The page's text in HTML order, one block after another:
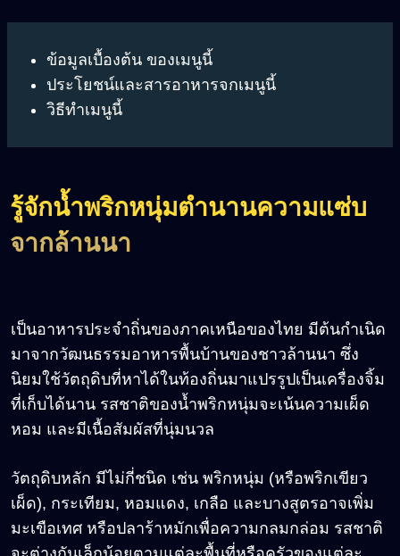
ข้อมูลเบื้องต้น ของเมนูนี้
ประโยชน์และสารอาหารจกเมนูนี้
วิธีทำเมนูนี้
รู้จักน้ำพริกหนุ่มตำนานความแซ่บ
จากล้านนา
เป็นอาหารประจำถิ่นของภาคเหนือของไทย มีต้นกำเนิด
มาจากวัฒนธรรมอาหารพื้นบ้านของชาวล้านนา ซึ่ง
นิยมใช้วัตถุดิบที่หาได้ในท้องถิ่นมาแปรรูปเป็นเครื่องจิ้ม
ที่เก็บได้นาน รสชาติของน้ำพริกหนุ่มจะเน้นความเผ็ด
หอม และมีเนื้อสัมผัสที่นุ่มนวล
วัตถุดิบหลัก มีไม่กี่ชนิด เช่น พริกหนุ่ม (หรือพริกเขียว
เผ็ด), กระเทียม, หอมแดง, เกลือ และบางสูตรอาจเพิ่ม
มะเขือเทศ หรือปลาร้าหมักเพื่อความกลมกล่อม รสชาติ